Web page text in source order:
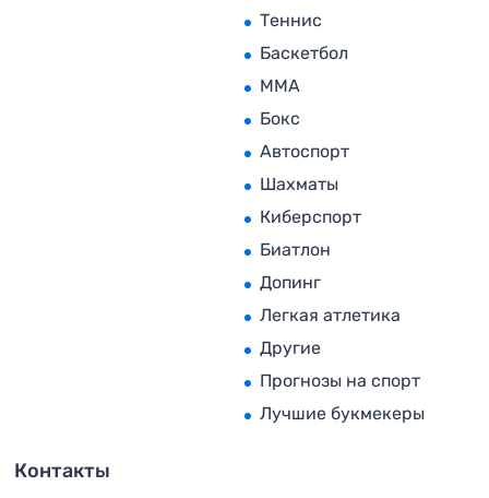
Теннис
Баскетбол
MMA
Бокс
Автоспорт
Шахматы
Киберспорт
Биатлон
Допинг
Легкая атлетика
Другие
Прогнозы на спорт
Лучшие букмекеры
Контакты